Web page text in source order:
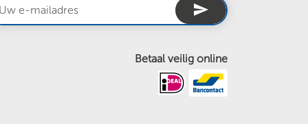
send
Betaal veilig online